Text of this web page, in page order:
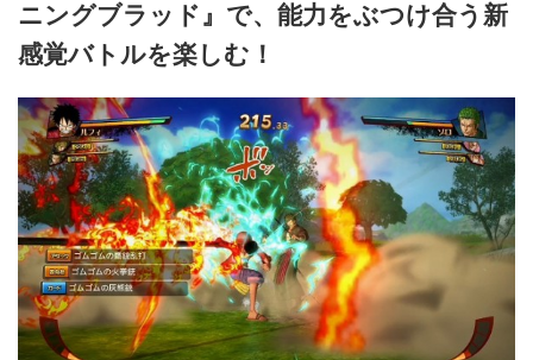
ニングブラッド』で、能力をぶつけ合う新
感覚バトルを楽しむ！